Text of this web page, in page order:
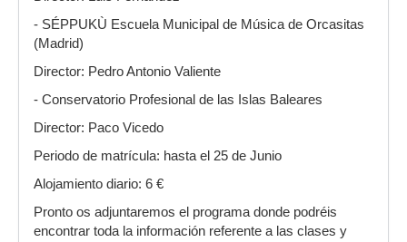
- SÉPPUKÙ Escuela Municipal de Música de Orcasitas
(Madrid)
Director: Pedro Antonio Valiente
- Conservatorio Profesional de las Islas Baleares
Director: Paco Vicedo
Periodo de matrícula: hasta el 25 de Junio
Alojamiento diario: 6 €
Pronto os adjuntaremos el programa donde podréis
encontrar toda la información referente a las clases y